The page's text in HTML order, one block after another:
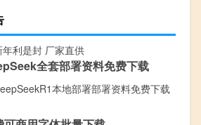
全套部署资料免费下载